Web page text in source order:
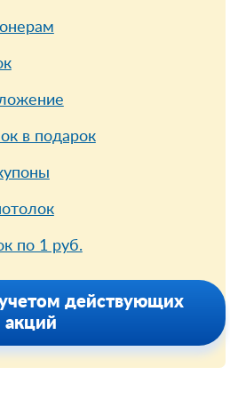
в подарок
по 1 руб.
учетом действующих
акций